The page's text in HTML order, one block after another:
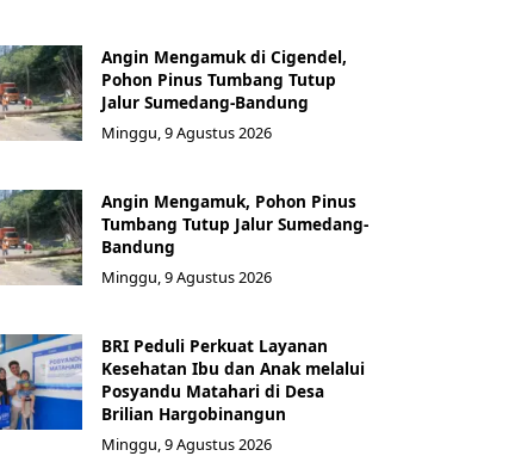
Angin Mengamuk di Cigendel,
Pohon Pinus Tumbang Tutup
Jalur Sumedang-Bandung
Minggu, 9 Agustus 2026
Angin Mengamuk, Pohon Pinus
Tumbang Tutup Jalur Sumedang-
Bandung
Minggu, 9 Agustus 2026
BRI Peduli Perkuat Layanan
Kesehatan Ibu dan Anak melalui
Posyandu Matahari di Desa
Brilian Hargobinangun
Minggu, 9 Agustus 2026